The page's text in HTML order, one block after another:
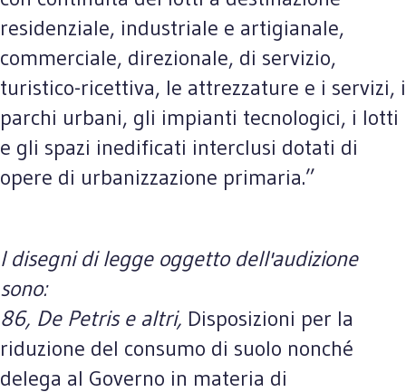
residenziale, industriale e artigianale,
commerciale, direzionale, di servizio,
turistico-ricettiva, le attrezzature e i servizi, i
parchi urbani, gli impianti tecnologici, i lotti
e gli spazi inedificati interclusi dotati di
opere di urbanizzazione primaria.”
I disegni di legge oggetto dell'audizione
sono:
86, De Petris e altri, Disposizioni per la
riduzione del consumo di suolo nonché
delega al Governo in materia di